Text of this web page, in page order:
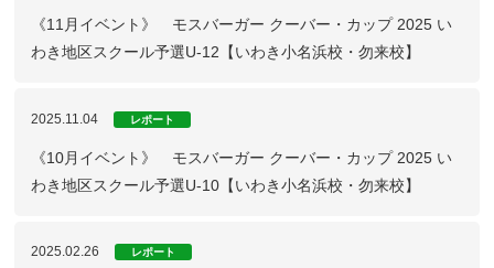
《11月イベント》 モスバーガー クーバー・カップ 2025 い
わき地区スクール予選U-12【いわき小名浜校・勿来校】
2025.11.04 レポート
《10月イベント》 モスバーガー クーバー・カップ 2025 い
わき地区スクール予選U-10【いわき小名浜校・勿来校】
2025.02.26 レポート